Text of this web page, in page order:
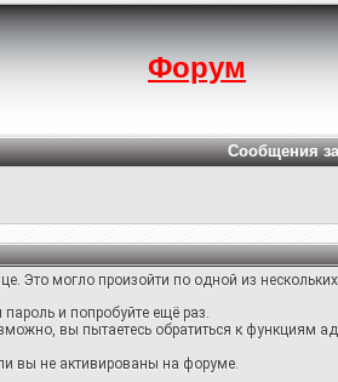
Форум
Сообщения
Это могло произойти по одной из
и попробуйте ещё раз.
вы пытаетесь обратиться к функциям
вы не активированы на форуме.